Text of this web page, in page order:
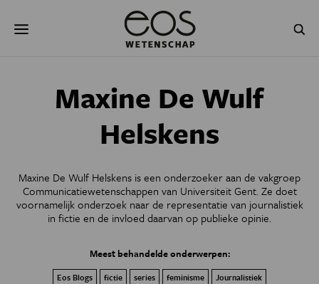
naar
GEZONDHEID RUIMTE
NATUURWETENSCHAPPEN GESCHIEDENIS
PSYCHE & BREIN BLOGS
PODCAST AGENDA
JONGE UITDAGERS
Maxine De Wulf
Helskens
Maxine De Wulf Helskens is een onderzoeker aan de vakgroep
Communicatiewetenschappen van Universiteit Gent. Ze doet
voornamelijk onderzoek naar de representatie van journalistiek
in fictie en de invloed daarvan op publieke opinie.
Meest behandelde onderwerpen:
Eos Blogs fictie series feminisme Journalistiek